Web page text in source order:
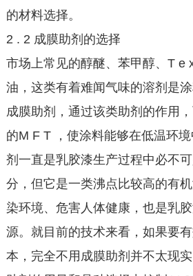
的材料选择。
2 . 2 成膜助剂的选择
市场上常见的醇醚、苯甲醇、T e
油，这类有着难闻气味的溶剂是
成膜助剂，通过该类助剂的作用
的M F T ，使涂料能够在低温环
剂一直是乳胶漆生产过程中必不
分，但它是一类沸点比较高的有
染环境、危害人体健康，也是乳
源。就目前的技术来看，如果要
本，完全不用成膜助剂并不太现